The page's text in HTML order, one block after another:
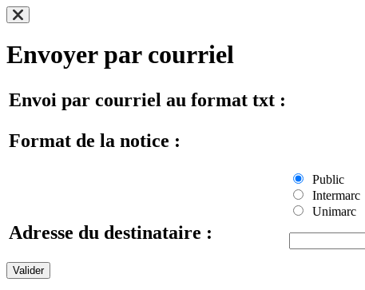
Envoyer par courriel
Envoi par courriel au format txt :
Format de la notice :
Public
Intermarc
Unimarc
Adresse du destinataire :